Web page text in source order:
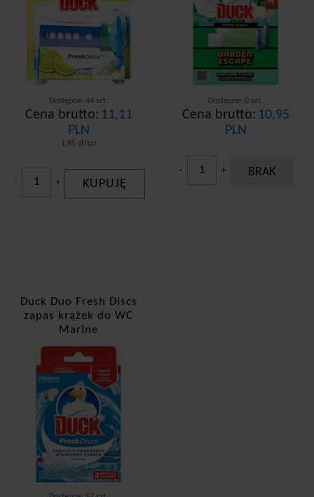
Dostępne: 44 szt.
Cena brutto: 11,11
PLN
1,85 zł/szt
- + KUPUJĘ
Dostępne: 0 szt.
Cena brutto: 10,95
PLN
- + BRAK
Duck Duo Fresh Discs
zapas krążek do WC
Marine